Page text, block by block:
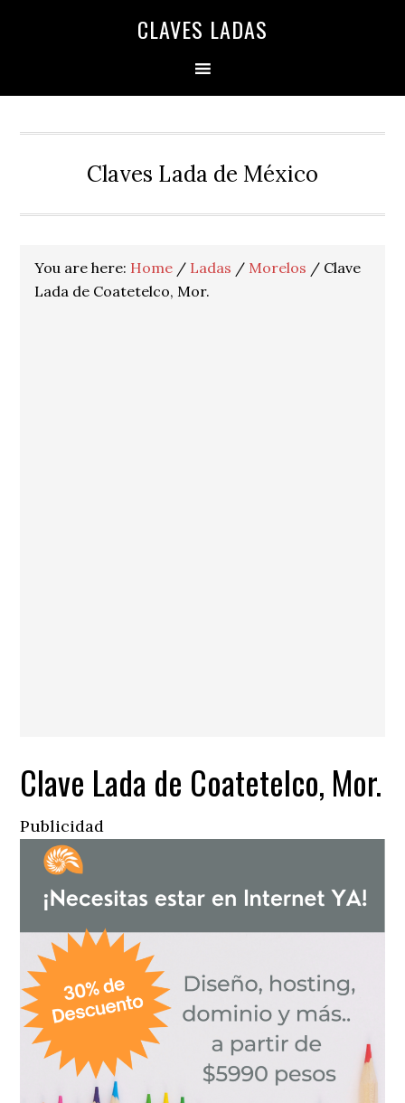
CLAVES LADAS
Claves Lada de México
You are here: Home / Ladas / Morelos / Clave
Lada de Coatetelco, Mor.
Clave Lada de Coatetelco, Mor.
Publicidad